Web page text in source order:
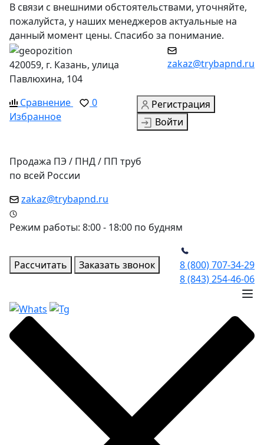
В связи с внешними обстоятельствами, уточняйте,
пожалуйста, у наших менеджеров актуальные на
данный момент цены. Спасибо за понимание.
420059, г. Казань, улица
Павлюхина, 104
zakaz@trybapnd.ru
Сравнение
0
Избранное
Регистрация
Войти
Продажа ПЭ / ПНД / ПП труб
по всей России
zakaz@trybapnd.ru
Режим работы: 8:00 - 18:00 по будням
Рассчитать Заказать звонок
8 (800) 707-34-29
8 (843) 254-46-06